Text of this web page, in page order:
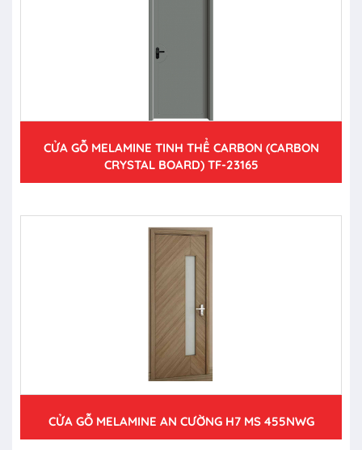
CỬA GỖ MELAMINE TINH THỂ CARBON (CARBON
CRYSTAL BOARD) TF-23165
CỬA GỖ MELAMINE AN CƯỜNG H7 MS 455NWG